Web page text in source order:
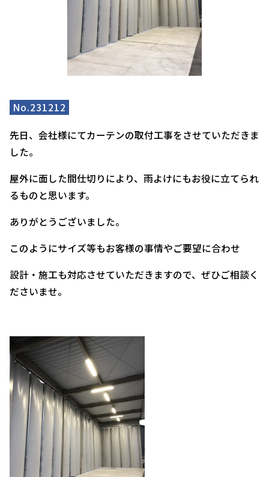
No.231212
先日、会社様にてカーテンの取付工事をさせていただきま
した。
屋外に面した間仕切りにより、雨よけにもお役に立てられ
るものと思います。
ありがとうございました。
このようにサイズ等もお客様の事情やご要望に合わせ
設計・施工も対応させていただきますので、ぜひご相談く
ださいませ。